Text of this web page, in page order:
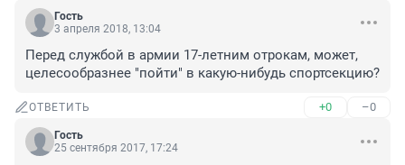
Гость
3 апреля 2018, 13:04
Перед службой в армии 17-летним отрокам, может,
целесообразнее "пойти" в какую-нибудь спортсекцию?
ОТВЕТИТЬ +0 –0
Гость
25 сентября 2017, 17:24